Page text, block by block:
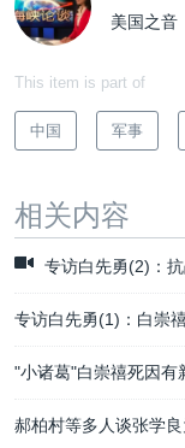
美国之音
This item is part of
中国 军事
相关内容
专访白先勇(2)：
专访白先勇(1)：白崇
"小诸葛"白崇禧死因有
郝柏村等多人谈张学